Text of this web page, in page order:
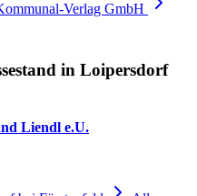
Verlag GmbH
in Loipersdorf
Liendl e.U.